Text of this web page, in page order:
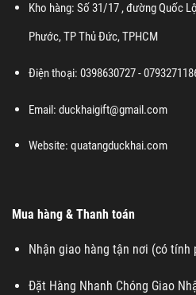
Kho hàng: Số 31/17 , đường Quốc
Phước, TP Thủ Đức, TPHCM
Điện thoại: 0398630727 -
Email: duckhaigift@gmail.com
Website: quatangduckhai.com
Mua hàng & Thanh toán
Nhận giao hàng tận nơi (có tính
Đặt Hàng Nhanh Chóng Giao